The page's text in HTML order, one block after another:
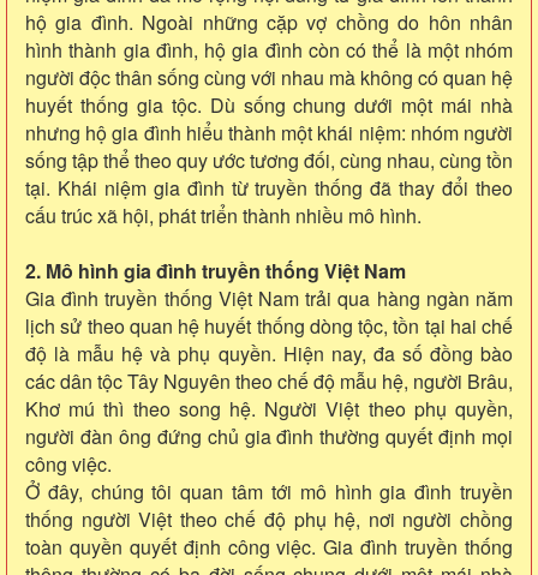
hộ gia đình. Ngoài những cặp vợ chồng do hôn nhân
hình thành gia đình, hộ gia đình còn có thể là một nhóm
người độc thân sống cùng với nhau mà không có quan hệ
huyết thống gia tộc. Dù sống chung dưới một mái nhà
nhưng hộ gia đình hiểu thành một khái niệm: nhóm người
sống tập thể theo quy ước tương đối, cùng nhau, cùng tồn
tại. Khái niệm gia đình từ truyền thống đã thay đổi theo
cấu trúc xã hội, phát triển thành nhiều mô hình.
2. Mô hình gia đình truyền thống Việt Nam
Gia đình truyền thống Việt Nam trải qua hàng ngàn năm
lịch sử theo quan hệ huyết thống dòng tộc, tồn tại hai chế
độ là mẫu hệ và phụ quyền. Hiện nay, đa số đồng bào
các dân tộc Tây Nguyên theo chế độ mẫu hệ, người Brâu,
Khơ mú thì theo song hệ. Người Việt theo phụ quyền,
người đàn ông đứng chủ gia đình thường quyết định mọi
công việc.
Ở đây, chúng tôi quan tâm tới mô hình gia đình truyền
thống người Việt theo chế độ phụ hệ, nơi người chồng
toàn quyền quyết định công việc. Gia đình truyền thống